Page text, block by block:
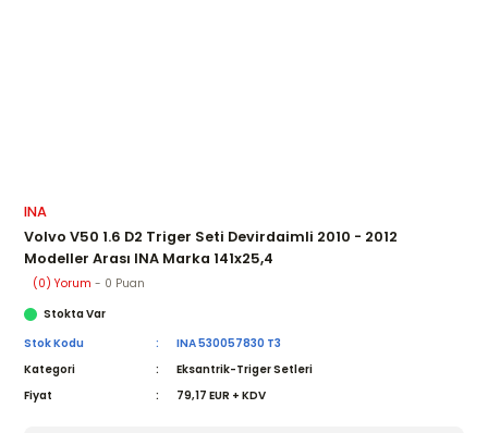
INA
Volvo V50 1.6 D2 Triger Seti Devirdaimli 2010 - 2012
Modeller Arası INA Marka 141x25,4
(0) Yorum - 0 Puan
Stokta Var
Stok Kodu
INA 530057830 T3
Kategori
Eksantrik-Triger Setleri
Fiyat
79,17 EUR + KDV